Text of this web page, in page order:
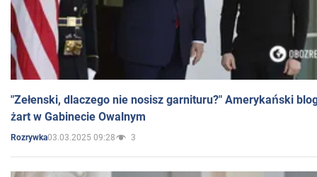
"Zełenski, dlaczego nie nosisz garnituru?" Amerykański
żart w Gabinecie Owalnym
Rozrywka03.03.2025 09:28 3